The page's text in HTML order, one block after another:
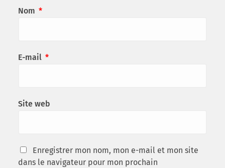
Nom *
E-mail *
Site web
Enregistrer mon nom, mon e-mail et mon site
dans le navigateur pour mon prochain